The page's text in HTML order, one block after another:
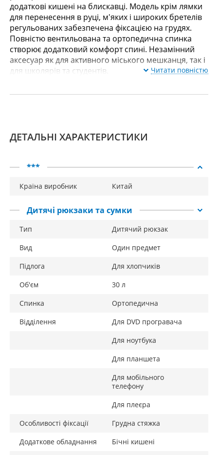
додаткові кишені на блискавці. Модель крім лямки
для перенесення в руці, м'яких і широких бретелів
регульованих забезпечена фіксацією на грудях.
Повністю вентильована та ортопедична спинка
створює додатковий комфорт спині. Незамінний
аксесуар як для активного міського мешканця, так і
для школярів та студентів.
Читати повністю
ДЕТАЛЬНІ ХАРАКТЕРИСТИКИ
***
Країна виробник Китай
Дитячі рюкзаки та сумки
Тип
Дитячий рюкзак
Вид
Один предмет
Підлога
Для хлопчиків
Об'єм
30 л
Спинка
Ортопедична
Відділення
Для DVD програвача
Для ноутбука
Для планшета
Для мобільного
телефону
Для плеєра
Особливості фіксації
Грудна стяжка
Додаткове обладнання
Бічні кишені